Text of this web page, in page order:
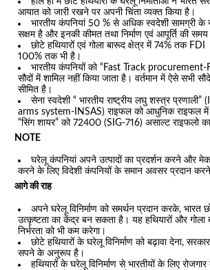
आयात को जारी रखने पर अपनी चिंता व्यक्त किया है।
भारतीय कंपनियां 50 % से अधिक स्वदेशी सामग्री के
सक्षम है और इनकी कीमत तथा निर्माण एवं आपूर्ति की
छोटे हथियारों एवं गोला बारूद क्षेत्र में 74% तक
100% तक भी है।
भारतीय कंपनियों को “Fast Track procurement-
सौदों में शामिल नहीं किया जाता है। वर्तमान में ऐसे सभी
सीमित है।
सेना स्वदेशी “ भारतीय राष्ट्रीय लघु शस्त्र
arms system-INSAS) राइफल को आधुनिक राइफल
“सिंग शायर” को 72400 (SIG-716) असाल्ट राइफलो
NOTE
घरेलू कंपनियां अपने उत्पादों का प्रदर्शन करने और
करने के लिए विदेशी कंपनियों के समान अवसर प्रदान
आगे की राह
अपने घरेलू विनिर्माण को समर्थन प्रदान करके, भारत
उत्कृष्टता का केंद्र बन सकता है। यह हथियारों और
निर्भरता को भी कम करेगा।
छोटे हथियारों के घरेलू विनिर्माण को बढ़ावा देना,
सपने के अनुरूप है।
हथियारों के घरेलू विनिर्माण से भारतीयों के लिए